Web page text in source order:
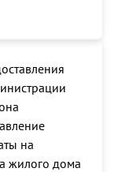
на
жилого дома